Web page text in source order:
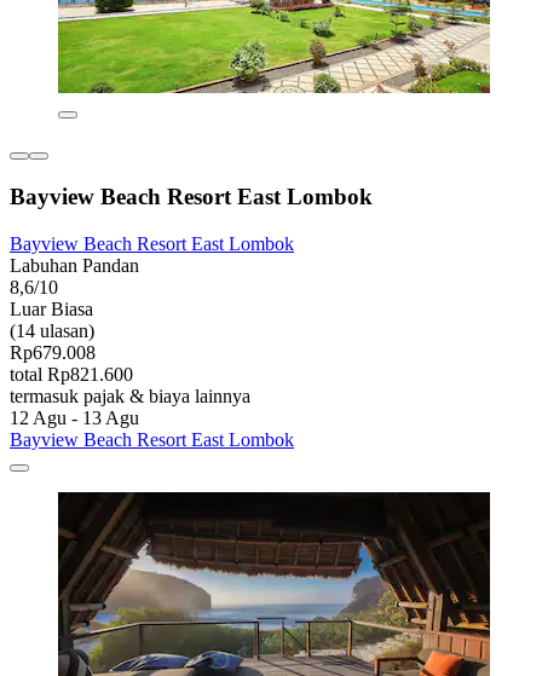
Bayview Beach Resort East Lombok
Bayview Beach Resort East Lombok
Labuhan Pandan
8,6/10
Luar Biasa
(14 ulasan)
Rp679.008
total Rp821.600
termasuk pajak & biaya lainnya
12 Agu - 13 Agu
Bayview Beach Resort East Lombok